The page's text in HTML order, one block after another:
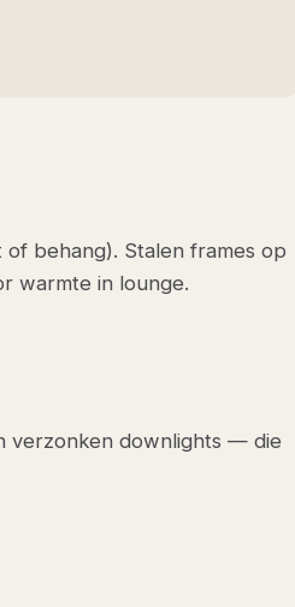
behang). Stalen frames op
warmte in lounge.
verzonken downlights — die